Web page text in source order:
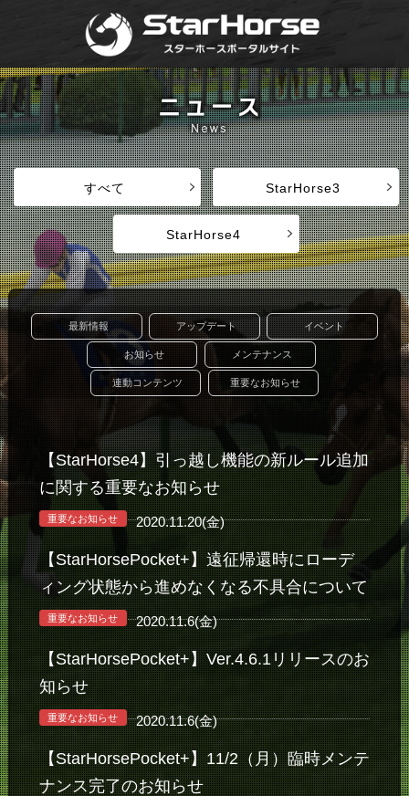
すべて StarHorse3
StarHorse4
最新情報 アップデート イベント
お知らせ メンテナンス
連動コンテンツ 重要なお知らせ
【StarHorse4】引っ越し機能の新ルール追加
に関する重要なお知らせ
重要なお知らせ 2020.11.20(金)
【StarHorsePocket+】遠征帰還時にローデ
ィング状態から進めなくなる不具合について
重要なお知らせ 2020.11.6(金)
【StarHorsePocket+】Ver.4.6.1リリースのお
知らせ
重要なお知らせ 2020.11.6(金)
【StarHorsePocket+】11/2（月）臨時メンテ
ナンス完了のお知らせ